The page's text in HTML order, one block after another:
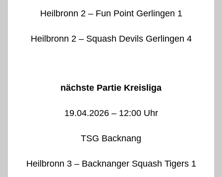
Heilbronn 2 – Fun Point Gerlingen 1
Heilbronn 2 – Squash Devils Gerlingen 4
nächste Partie Kreisliga
19.04.2026 – 12:00 Uhr
TSG Backnang
Heilbronn 3 – Backnanger Squash Tigers 1